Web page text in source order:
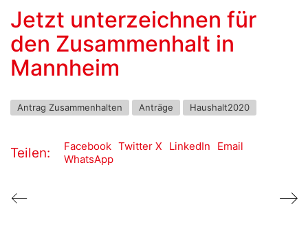
Jetzt unterzeichnen für
den Zusammenhalt in
Mannheim
Antrag Zusammenhalten Anträge Haushalt2020
Teilen: Facebook Twitter X LinkedIn
Email
WhatsApp